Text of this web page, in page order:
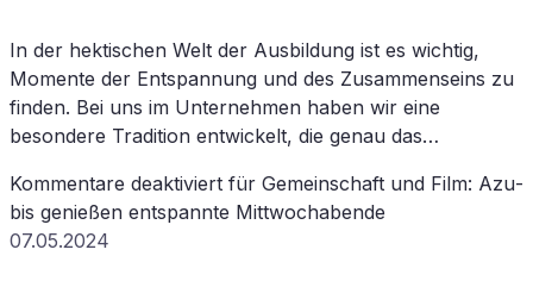
In der hektischen Welt der Ausbildung ist es wichtig,
Momente der Entspannung und des Zusammenseins zu
finden. Bei uns im Unternehmen haben wir eine
besondere Tradition entwickelt, die genau das…
Kommentare deaktiviert für Ge­mein­schaft und Film: Azu­
bis ge­nie­ßen ent­spann­te Mittwochabende
07.05.2024